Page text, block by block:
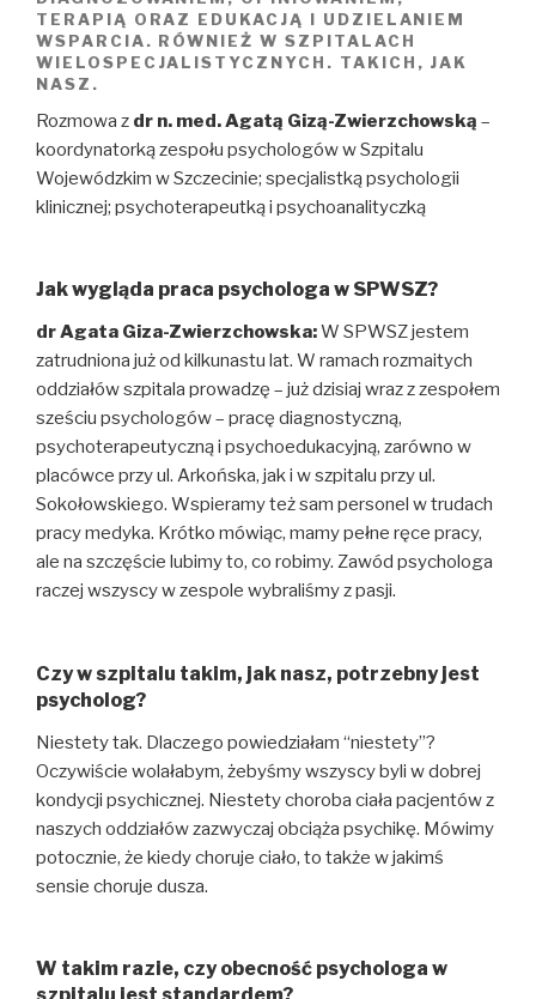
TERAPIĄ ORAZ EDUKACJĄ I UDZIELANIEM
WSPARCIA. RÓWNIEŻ W SZPITALACH
WIELOSPECJALISTYCZNYCH. TAKICH, JAK
NASZ.
Rozmowa z dr n. med. Agatą Gizą-Zwierzchowską –
koordynatorką zespołu psychologów w Szpitalu
Wojewódzkim w Szczecinie; specjalistką psychologii
klinicznej; psychoterapeutką i psychoanalityczką
Jak wygląda praca psychologa w SPWSZ?
dr Agata Giza-Zwierzchowska:W SPWSZ jestem
zatrudniona już od kilkunastu lat. W ramach rozmaitych
oddziałów szpitala prowadzę – już dzisiaj wraz z zespołem
sześciu psychologów – pracę diagnostyczną,
psychoterapeutyczną i psychoedukacyjną, zarówno w
placówce przy ul. Arkońska, jak i w szpitalu przy ul.
Sokołowskiego. Wspieramy też sam personel w trudach
pracy medyka. Krótko mówiąc, mamy pełne ręce pracy,
ale na szczęście lubimy to, co robimy. Zawód psychologa
raczej wszyscy w zespole wybraliśmy z pasji.
Czy w szpitalu takim, jak nasz, potrzebny jest
psycholog?
Niestety tak. Dlaczego powiedziałam “niestety”?
Oczywiście wolałabym, żebyśmy wszyscy byli w dobrej
kondycji psychicznej. Niestety choroba ciała pacjentów z
naszych oddziałów zazwyczaj obciąża psychikę. Mówimy
potocznie, że kiedy choruje ciało, to także w jakimś
sensie choruje dusza.
W takim razie, czy obecność psychologa w